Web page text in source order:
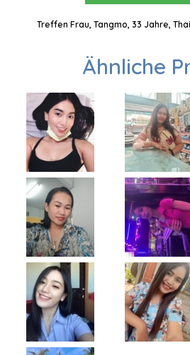
Treffen Frau, Tangmo, 33 Jahre,
Ähnliche